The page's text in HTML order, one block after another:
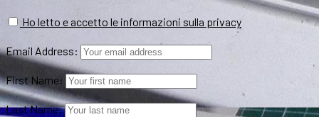
Ho letto e accetto le informazioni sulla privacy
Email Address:
First Name:
Last Name: